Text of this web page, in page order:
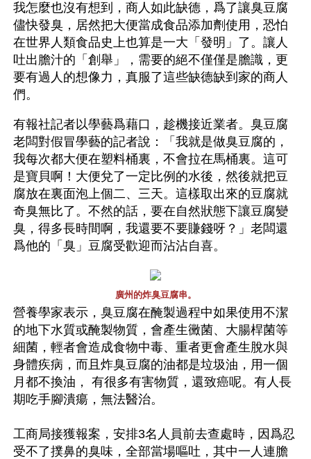
我怎麼也沒有想到，商人如此缺德，爲了讓臭豆腐
儘快發臭，居然把大便當成食品添加劑使用，恐怕
在世界人類食品史上也算是一大「發明」了。讓人
吐出膽汁的「創舉」，需要的絕不僅僅是膽識，更
要有過人的想像力，真服了這些缺德缺到家的商人
們。
有報社記者以學藝爲藉口，趁機接近業者。臭豆腐
老闆對假冒學藝的記者說：「我就是做臭豆腐的，
我每次都大便在塑料桶裏，不會拉在馬桶裏。這可
是寶貝啊！大便兌了一定比例的水後，然後就把豆
腐放在裏面泡上個二、三天。這樣取出來的豆腐就
奇臭無比了。不然的話，要在自然狀態下讓豆腐變
臭，得多長時間啊，我還要不要賺錢呀？」老闆還
爲他的「臭」豆腐受歡迎而沾沾自喜。
廣州的炸臭豆腐串。
營養學家表示，臭豆腐在醃製過程中如果使用不潔
的地下水質或醃製物質，會產生黴菌、大腸桿菌等
細菌，輕者會造成食物中毒、重者更會產生脫水與
身體疾病，而且炸臭豆腐的油都是垃圾油，用一個
月都不換油， 有很多有害物質，還致癌呢。有人長
期吃手腳潰瘍，無法醫治。
工商局接獲報案，安排3名人員前去查處時，因爲忍
受不了撲鼻的臭味，全部當場嘔吐，其中一人連膽